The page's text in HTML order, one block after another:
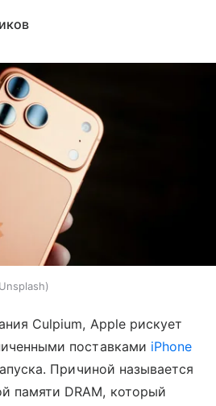
Unsplash
Culpium, Apple рискует
поставками iPhone
Причиной называется
памяти DRAM, который